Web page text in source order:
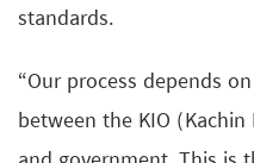
standards.
“Our process depends
between the KIO